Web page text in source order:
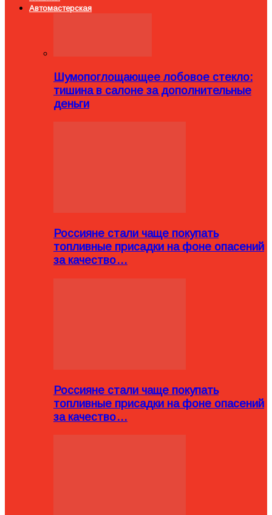
Автомастерская
Шумопоглощающее лобовое стекло:
тишина в салоне за дополнительные
деньги
Россияне стали чаще покупать
топливные присадки на фоне опасений
за качество…
Россияне стали чаще покупать
топливные присадки на фоне опасений
за качество…